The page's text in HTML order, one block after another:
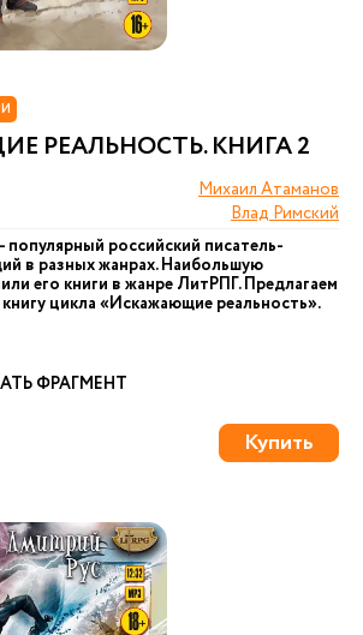
РЕАЛЬНОСТЬ. КНИГА 2
Михаил Атаманов
Влад Римский
российский писатель-
в разных жанрах. Наибольшую
его книги в жанре ЛитРПГ. Предлагаем
цикла «Искажающие реальность».
ФРАГМЕНТ
Купить